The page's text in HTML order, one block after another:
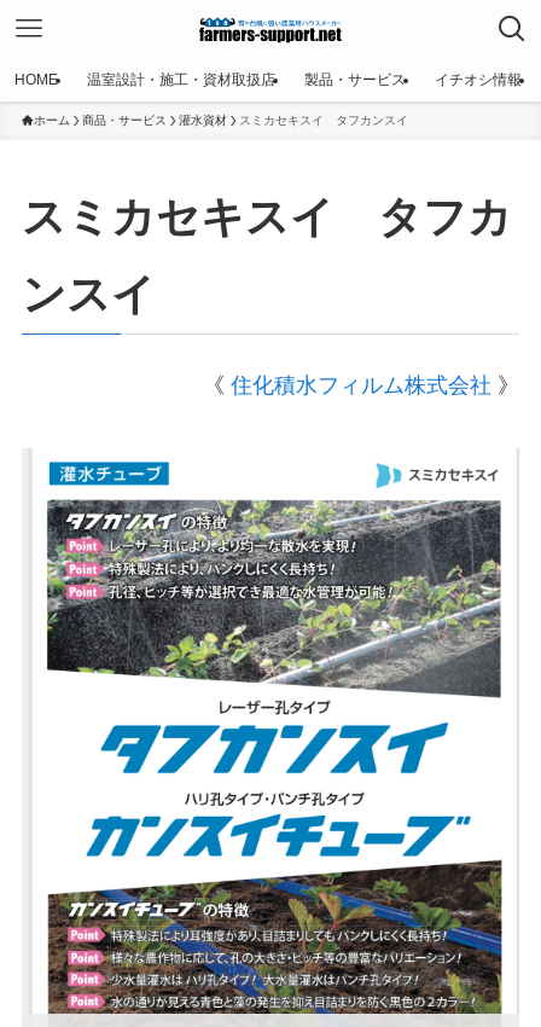
HOME 温室設計・施工・資材取扱店 製品・サービス イチオシ情報
ホーム 商品・サービス 灌水資材 スミカセキスイ タフカンスイ
スミカセキスイ タフカ
ンスイ
《住化積水フィルム株式会社 》